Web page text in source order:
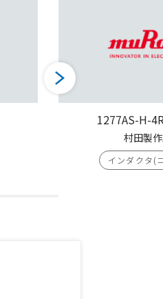
1277AS-H-
村田製
インダクタ(